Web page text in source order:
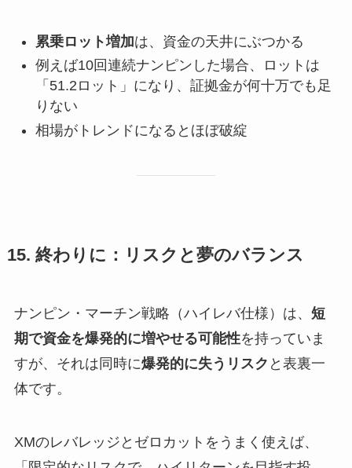
累乗ロット増加は、資金の天井にぶつかる
例えば10回連続ナンピンした場合、ロットは
「51.2ロット」になり、証拠金が何十万でも足
りない
相場がトレンドになるとほぼ破綻
15. 終わりに：リスクと夢のバランス
ナンピン・マーチン戦略（ハイレバ仕様）は、 短
期で資金を爆発的に増やせる可能性を持っていま
すが、それは同時に爆発的に失うリスク と表裏一
体です。
XMのレバレッジとゼロカットをうまく使えば、